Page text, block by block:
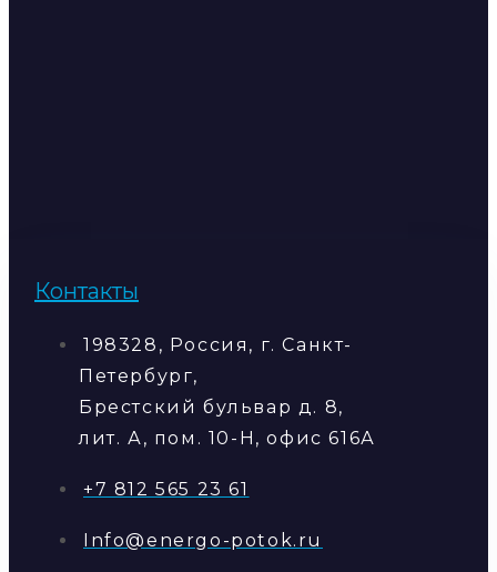
Контакты
198328, Россия, г. Санкт-
Петербург,
Брестский бульвар д. 8,
лит. А, пом. 10-Н, офис 616А
+7 812 565 23 61
Info@energo-potok.ru